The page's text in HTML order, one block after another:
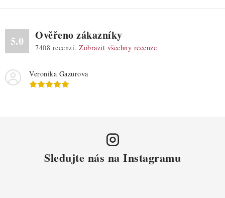
u
5.0 Ověřeno zákazníky
7408 recenzí. Zobrazit všechny recenze
Veronika Gazurova
Sledujte nás na Instagramu